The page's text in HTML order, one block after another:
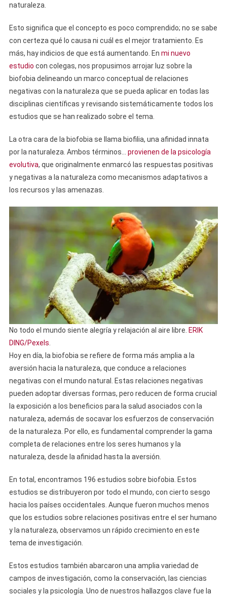
naturaleza.
Esto significa que el concepto es poco comprendido; no se sabe
con certeza qué lo causa ni cuál es el mejor tratamiento. Es
más, hay indicios de que está aumentando. En mi nuevo
estudio con colegas, nos propusimos arrojar luz sobre la
biofobia delineando un marco conceptual de relaciones
negativas con la naturaleza que se pueda aplicar en todas las
disciplinas científicas y revisando sistemáticamente todos los
estudios que se han realizado sobre el tema.
La otra cara de la biofobia se llama biofilia, una afinidad innata
por la naturaleza. Ambos términos…
provienen de la psicología
evolutiva, que originalmente enmarcó las respuestas positivas
y negativas a la naturaleza como mecanismos adaptativos a
los recursos y las amenazas.
No todo el mundo siente alegría y relajación al aire libre. ERIK
DING/Pexels
Hoy en día, la biofobia se refiere de forma más amplia a la
aversión hacia la naturaleza, que conduce a relaciones
negativas con el mundo natural. Estas relaciones negativas
pueden adoptar diversas formas, pero reducen de forma crucial
la exposición a los beneficios para la salud asociados con la
naturaleza, además de socavar los esfuerzos de conservación
de la naturaleza. Por ello, es fundamental comprender la gama
completa de relaciones entre los seres humanos y la
naturaleza, desde la afinidad hasta la aversión.
En total, encontramos 196 estudios sobre biofobia. Estos
estudios se distribuyeron por todo el mundo, con cierto sesgo
hacia los países occidentales. Aunque fueron muchos menos
que los estudios sobre relaciones positivas entre el ser humano
y la naturaleza, observamos un rápido crecimiento en este
tema de investigación.
Estos estudios también abarcaron una amplia variedad de
campos de investigación, como la conservación, las ciencias
sociales y la psicología. Uno de nuestros hallazgos clave fue la